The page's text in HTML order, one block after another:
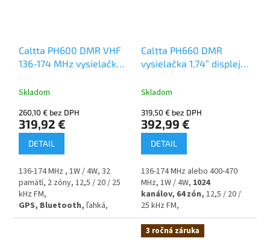
Caltta PH600 DMR VHF
136-174 MHz vysielačka
Skladom
260,10 € bez DPH
319,92 €
DETAIL
136-174 MHz , 1W / 4W, 32
pamätí, 2 zóny, 12,5 / 20 / 25
kHz FM,
GPS, Bluetooth,ľahká,
hlasné audio, 2 časové sloty,
Caltta PH660 DMR
vysielačka 1,74” displej
GPS Bluetooth
Skladom
319,50 € bez DPH
392,99 €
DETAIL
136-174 MHz alebo 400-470
MHz, 1W / 4W, 1024
kanálov, 64 zón, 12,5 / 20 /
25 kHz FM,
GPS, Bluetooth,1,74”
displej, zjednoduśená
klávesnica,ľahká, hlasné
3 ročná záruka